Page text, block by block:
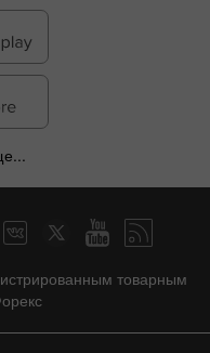
товарным